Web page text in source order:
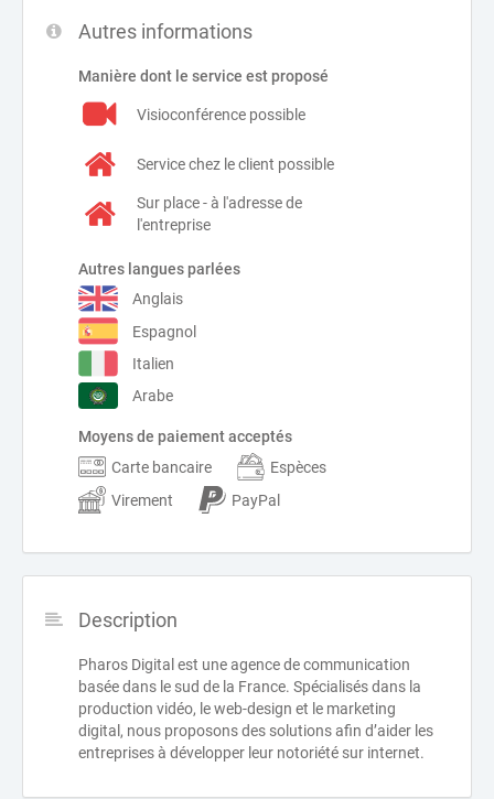
Autres informations
Manière dont le service est proposé
Visioconférence possible
Service chez le client possible
Sur place - à l'adresse de
l'entreprise
Autres langues parlées
Anglais
Espagnol
Italien
Arabe
Moyens de paiement acceptés
Carte bancaire
Espèces
Virement
PayPal
Description
Pharos Digital est une agence de communication
basée dans le sud de la France. Spécialisés dans la
production vidéo, le web-design et le marketing
digital, nous proposons des solutions afin d’aider les
entreprises à développer leur notoriété sur internet.